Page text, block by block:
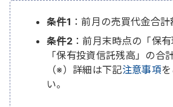
条件1 ：前月の売買代金合計
条件2：前月末時点の「保
「保有投資信託残高」の合
（※）詳細は下記注意事項
い。